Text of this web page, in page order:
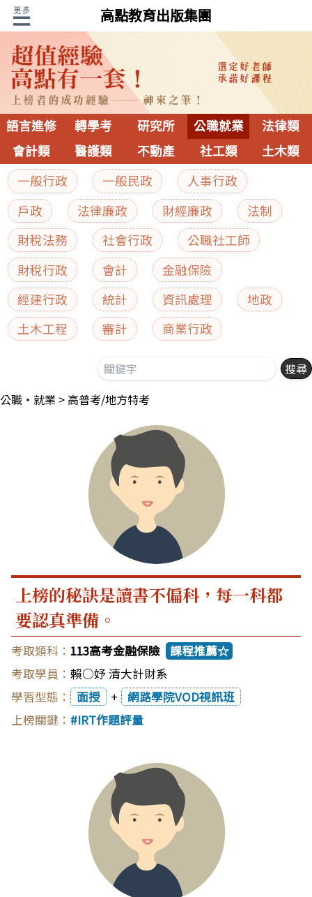
高點教育出版集團
語言進修 轉學考 研究所 公職就業
法律類
會計類
醫護類 不動產 社工類 土木類
一般行政 一般民政
人事行政
戶政
法律廉政 財經廉政
法制
財稅法務
社會行政
公職社工師
財稅行政
會計
金融保險
經建行政
統計 資訊處理
地政
土木工程
審計 商業行政
公職‧就業 高普考/地方特考
上榜的秘訣是讀書不偏科，每一科都
要認真準備。
113高考金融保險 課程推薦☆
賴○妤 清大計財系
面授
+
網路學院VOD視訊班
IRT作題評量